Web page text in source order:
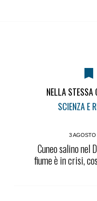
NELLA STESSA
SCIENZA E
3 AGOSTO
Cuneo salino nel
fiume è in crisi,